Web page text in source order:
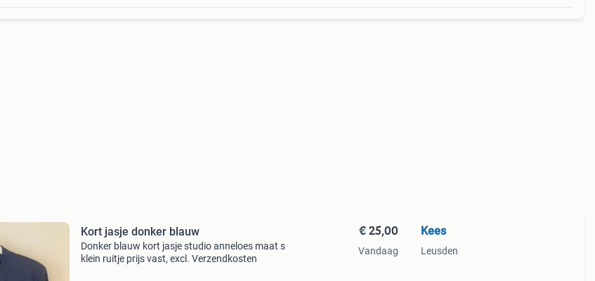
Kort jasje donker blauw
Donker blauw kort jasje studio anneloes maat s
klein ruitje prijs vast, excl. Verzendkosten
€ 25,00
Vandaag
Kees
Leusden